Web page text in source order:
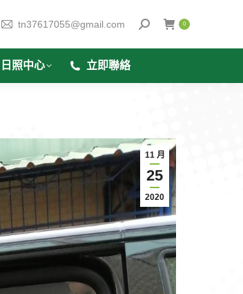
tn37617055@gmail.com 0
日照中心 立即聯絡
11 月
25
2020